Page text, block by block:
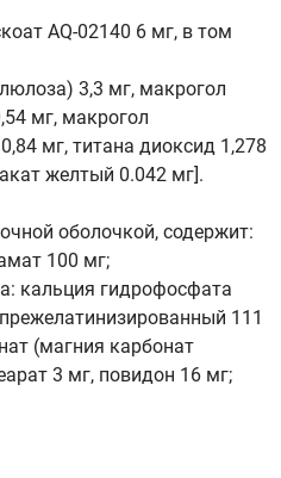
AQ-02140 6 мг, в том
3,3 мг, макрогол
мг, макрогол
мг, титана диоксид 1,278
желтый 0.042 мг].
оболочкой, содержит:
100 мг;
кальция гидрофосфата
111
(магния карбонат
3 мг, повидон 16 мг;